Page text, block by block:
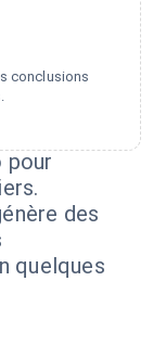
conclusions
pour
des
quelques